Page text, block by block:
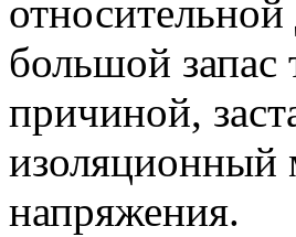
большой запас
причиной,
изоляционный
напряжения.